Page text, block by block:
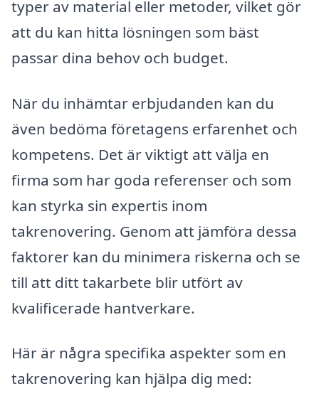
typer av material eller metoder, vilket gör
att du kan hitta lösningen som bäst
passar dina behov och budget.
När du inhämtar erbjudanden kan du
även bedöma företagens erfarenhet och
kompetens. Det är viktigt att välja en
firma som har goda referenser och som
kan styrka sin expertis inom
takrenovering. Genom att jämföra dessa
faktorer kan du minimera riskerna och se
till att ditt takarbete blir utfört av
kvalificerade hantverkare.
Här är några specifika aspekter som en
takrenovering kan hjälpa dig med: